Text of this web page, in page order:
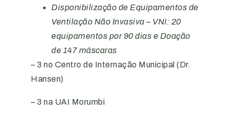
Disponibilização de Equipamentos de
Ventilação Não Invasiva – VNI: 20
equipamentos por 90 dias e Doação
de 147 máscaras
– 3 no Centro de Internação Municipal (Dr.
Hansen)
– 3 na UAI Morumbi